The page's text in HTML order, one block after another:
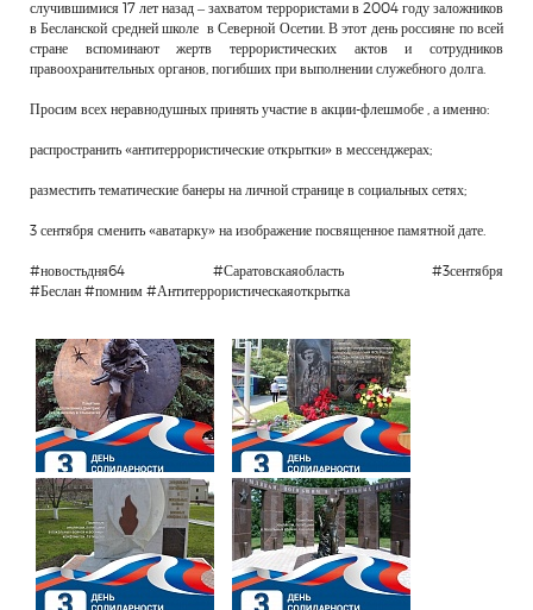
случившимися 17 лет назад – захватом террористами в 2004 году заложников
в Бесланской средней школе в Северной Осетии. В этот день россияне по всей
стране вспоминают жертв террористических актов и сотрудников
правоохранительных органов, погибших при выполнении служебного долга.
Просим всех неравнодушных принять участие в акции-флешмобе , а именно:
распространить «антитеррористические открытки» в мессенджерах;
разместить тематические банеры на личной странице в социальных сетях;
3 сентября сменить «аватарку» на изображение посвященное памятной дате.
#новостьдня64 #Саратовскаяобласть #3сентября
#Беслан #помним #Антитеррористическаяоткрытка